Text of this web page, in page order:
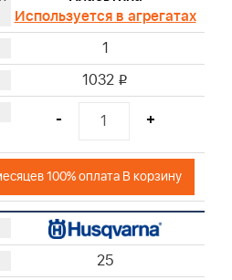
Используется в агрегатах
1
1032 i
- +
100% оплата В корзину
25